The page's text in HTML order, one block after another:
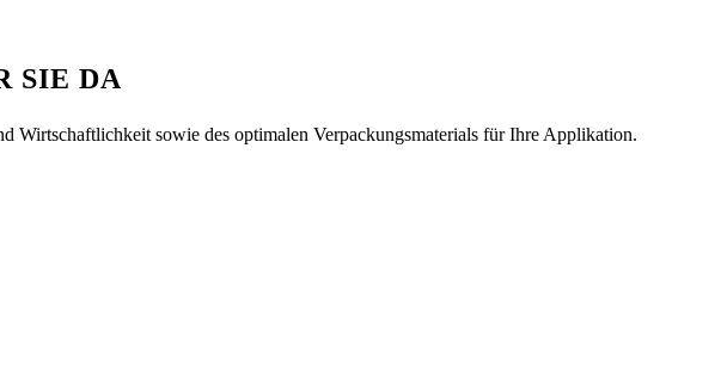
DA
Wirtschaftlichkeit sowie des optimalen Verpackungsmaterials für Ihre Applikation.